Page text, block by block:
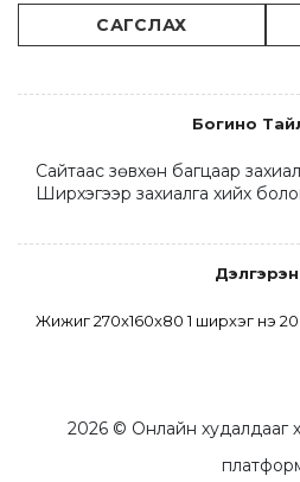
САГСЛАХ
Богино
Сайтаас зөвхөн багцаар
Ширхэгээр захиалга хийх
Жижиг 270x160x80 1 ширхэг үнэ
2026© Онлайн худалдааг